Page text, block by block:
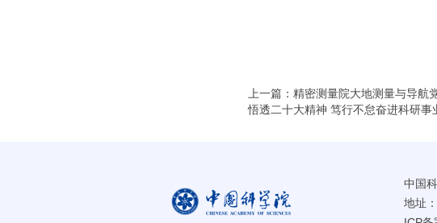
上一篇：精密测量院大地测量与导航
悟透二十大精神 笃行不怠奋进科研事
中国
地址